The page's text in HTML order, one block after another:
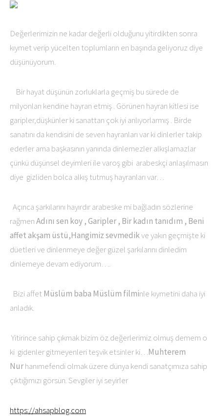
Değerlerimizin ne kadar değerli olduğunu yitirdikten sonra
kıymet verip yücelten toplumların en başında geliyoruz diye
düşünüyorum.
Bir hayat düşünün zorluklarla geçmiş bu sürede de
milyonları kendine hayran etmiş . Görünen hayran kitlesi ise
garipler,düşkünler ki sanattan çok iyi anlıyorlarmış . Birde
sanatını da kendisini de seven hayranları var ki dinlerler takip
ederler ama başkasının yanında dinlemezler alkışlamazlar
çünkü düşünsel deyimleri ile varoş gibi arabeskçi anlaşılmasın
diye gizliden bolca alkış tutmuş hayranları var…
Açınca şarkılarını hayırdır arabeske mi bağladın sözlerine
rağmenAdını sen koy , Garipler , Bir kadın tanıdım , Beni
affet akşam üstü,Hangimiz sevmedikve yakın geçmişte ki
düetleri ve dinlenmeye değer güzel şarkılarını dinledim
dinlemeye devam ediyorum….
Bizi affetMüslüm baba Müslüm filminle kıymetini daha iyi
anladık.
Yitirince sahip çıkmak bizim öz değerlerimiz olmuş demem o
ki gidenler gitmeyenleri teşvik etsinler ki…Muhterem
Nurhanımefendi olmak üzere dünya kendi sanatçımıza sahip
çıktığımızı görsün. Sevgiler iyi seyirler
https://ahsapblog.com